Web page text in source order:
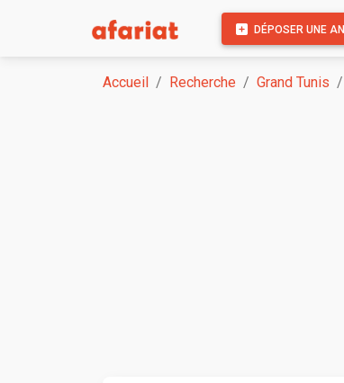
DÉPOSER UNE
Accueil Recherche Grand Tunis